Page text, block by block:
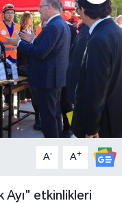
A- A+
Ayı" etkinlikleri